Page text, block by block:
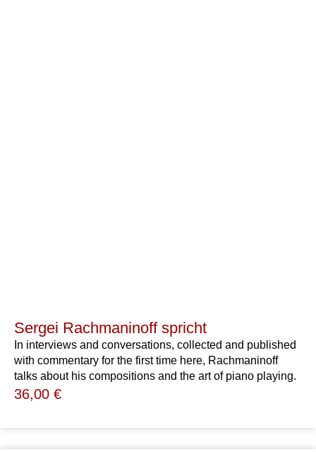
Sergei Rachmaninoff spricht
In interviews and conversations, collected and published
with commentary for the first time here, Rachmaninoff
talks about his compositions and the art of piano playing.
36,00 €